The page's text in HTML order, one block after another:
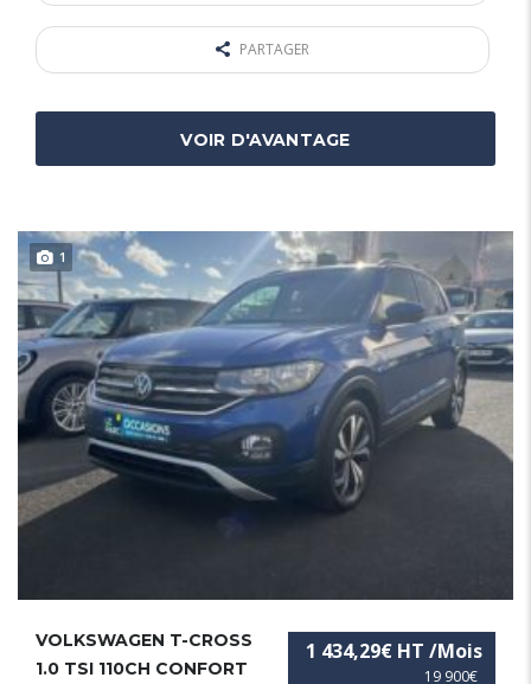
PARTAGER
VOIR D'AVANTAGE
1
19 900€
1 434,29€ HT /Mois
VOLKSWAGEN T-CROSS
1.0 TSI 110CH CONFORT